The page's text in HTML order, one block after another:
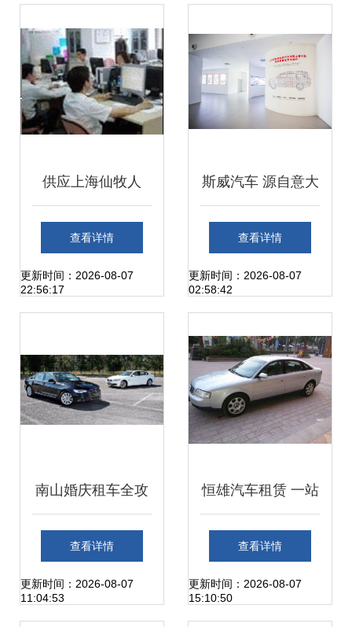
供应上海仙牧人
GPS在汽车租赁行
业中的应用 智能化
查看详情
更新时间：2026-08-07
22:56:17
斯威汽车 源自意大
利的新品牌，租车
市场的新选择
查看详情
更新时间：2026-08-07
02:58:42
南山婚庆租车全攻
略 如何选择南山汽
车租赁公司让婚礼
查看详情
更新时间：2026-08-07
11:04:53
恒雄汽车租赁 一站
式多元化租车解决
方案，满足您的全
查看详情
更新时间：2026-08-07
15:10:50